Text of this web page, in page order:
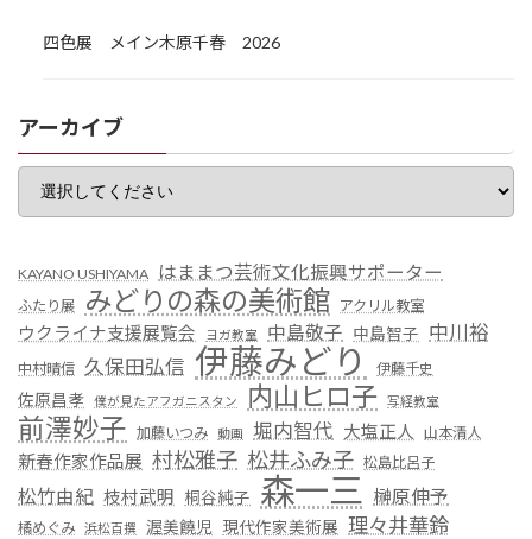
四色展 メイン木原千春 2026
アーカイブ
KAYANO USHIYAMA はままつ芸術文化振興サポーター
ふたり展 みどりの森の美術館 アクリル教室
ウクライナ支援展覧会 ヨガ教室 中島敬子 中島智子 中川裕
中村晴信 久保田弘信 伊藤みどり 伊藤千史
佐原昌孝 僕が見たアフガニスタン 内山ヒロ子 写経教室
前澤妙子 加藤いつみ 動画 堀内智代 大塩正人 山本清人
新春作家作品展 村松雅子 松井ふみ子 松島比呂子
松竹由紀 枝村武明 桐谷純子 森一三 榊原伸予
橘めぐみ 浜松百撰 渥美饒児 現代作家美術展 理々井華鈴